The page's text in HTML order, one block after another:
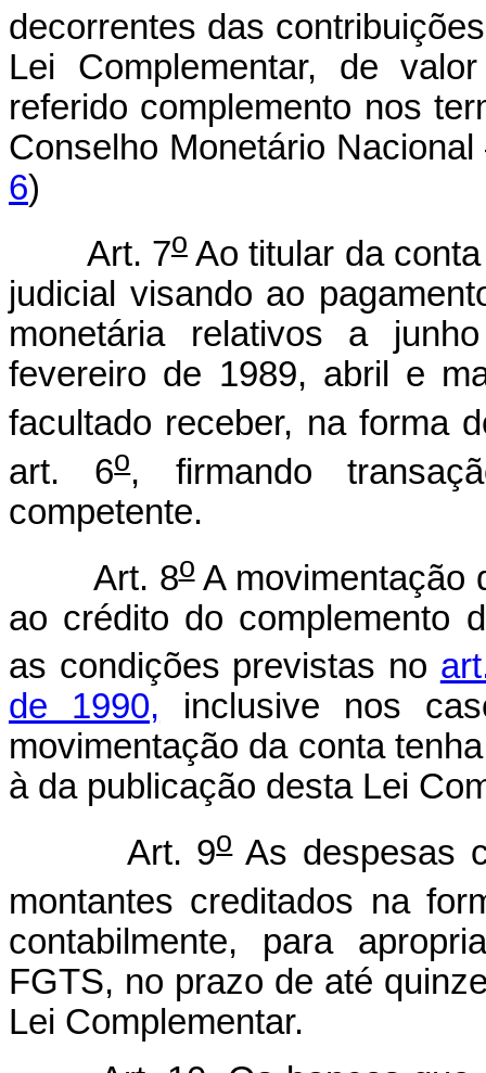
decorrentes das
Lei Complementar, de
referido complemento nos
Conselho Monetário
6)
Art. 7oAo titular da
judicial visando ao
monetária relativos a
fevereiro de 1989, abril e
facultado receber, na forma
art. 6o, firmando
competente.
Art. 8oA movimentação
ao crédito do complemento
as condições previstas no
de 1990, inclusive nos
movimentação da conta
à da publicação desta Lei
Art. 9oAs despesas
montantes creditados na
contabilmente, para
FGTS, no prazo de até
Lei Complementar.